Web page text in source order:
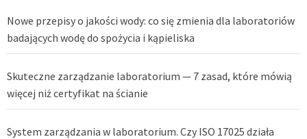
Nowe przepisy o jakości wody: co się zmienia dla laboratoriów
badających wodę do spożycia i kąpieliska
Skuteczne zarządzanie laboratorium — 7 zasad, które mówią
więcej niż certyfikat na ścianie
System zarządzania w laboratorium. Czy ISO 17025 działa